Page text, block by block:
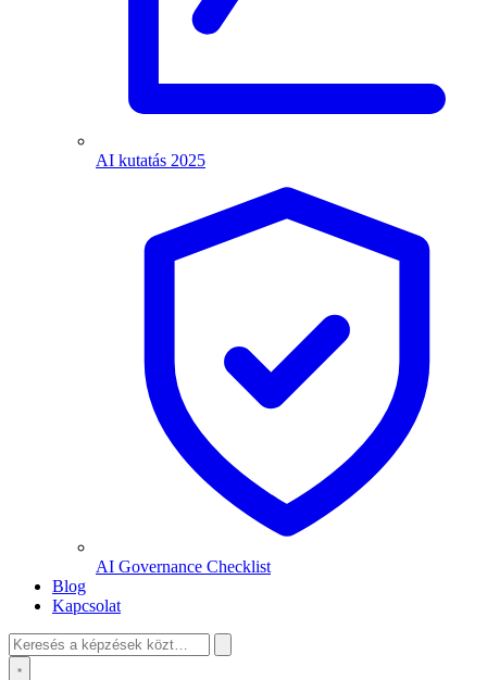
AI kutatás 2025
AI Governance Checklist
Blog
Kapcsolat